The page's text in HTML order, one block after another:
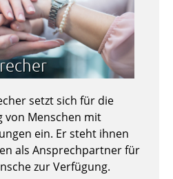
setzt sich für die
von Menschen mit
ein. Er steht ihnen
als Ansprechpartner für
zur Verfügung.